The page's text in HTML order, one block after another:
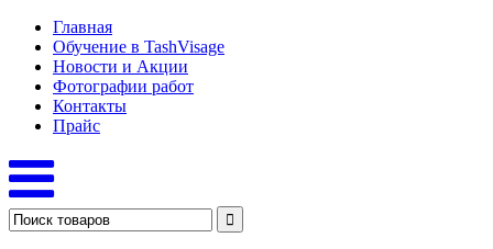
Главная
Обучение в TashVisage
Новости и Акции
Фотографии работ
Контакты
Прайс